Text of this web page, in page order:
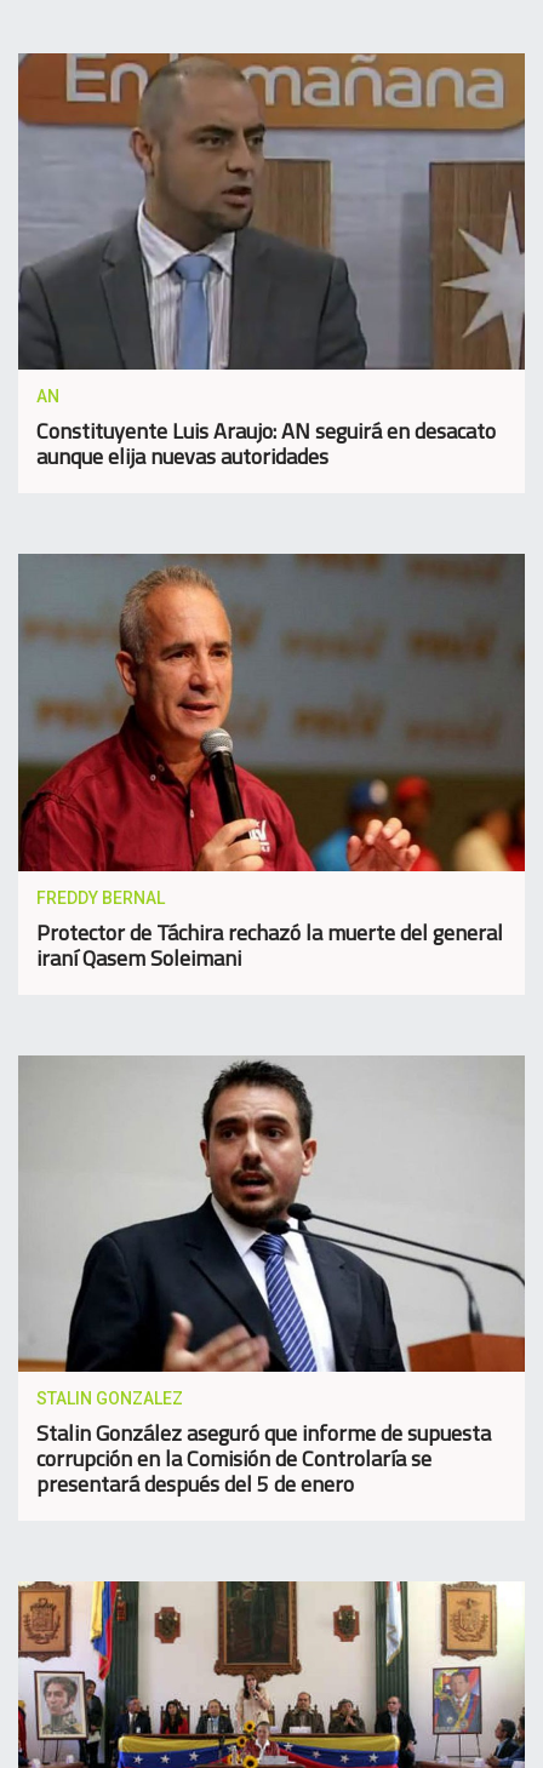
AN
Constituyente Luis Araujo: AN seguirá en desacato
aunque elija nuevas autoridades
FREDDY BERNAL
Protector de Táchira rechazó la muerte del general
iraní Qasem Soleimani
STALIN GONZALEZ
Stalin González aseguró que informe de supuesta
corrupción en la Comisión de Controlaría se
presentará después del 5 de enero